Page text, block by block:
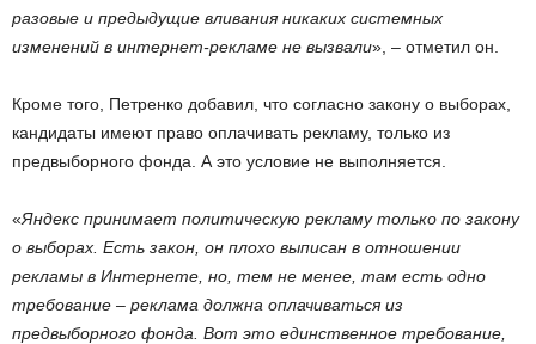
разовые и предыдущие вливания никаких системных
изменений в интернет-рекламе не вызвали», – отметил он.
Кроме того, Петренко добавил, что согласно закону о выборах,
кандидаты имеют право оплачивать рекламу, только из
предвыборного фонда. А это условие не выполняется.
«Яндекс принимает политическую рекламу только по закону
о выборах. Есть закон, он плохо выписан в отношении
рекламы в Интернете, но, тем не менее, там есть одно
требование – реклама должна оплачиваться из
предвыборного фонда. Вот это единственное требование,